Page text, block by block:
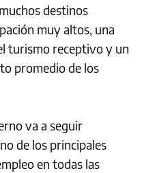
destinos
muy altos, una
turismo receptivo y un
promedio de los
va a seguir
de los principales
en todas las